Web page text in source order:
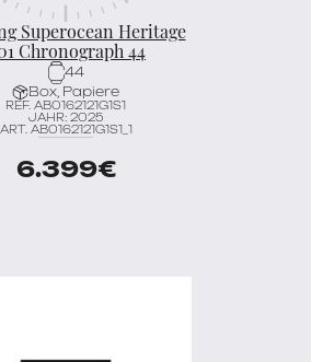
Superocean Heritage
Chronograph 44
44
Box, Papiere
REF. AB0162121G1S1
JAHR: 2025
ART. AB0162121G1S1_1
6.399€